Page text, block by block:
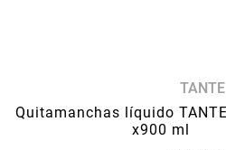
TANTE
Quitamanchas líquido
x900 ml